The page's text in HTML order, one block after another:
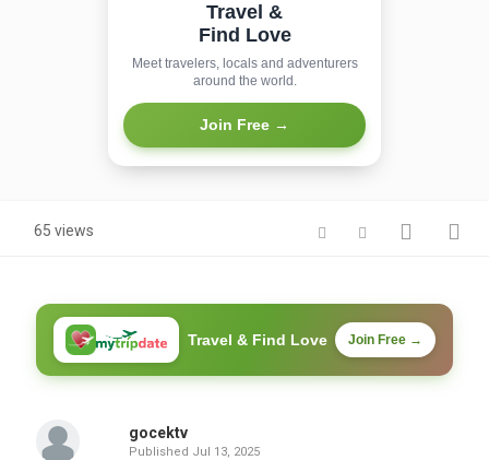
Travel &
Find Love
Meet travelers, locals and adventurers
around the world.
Join Free →
65 views
Travel & Find Love Join Free →
gocektv
Published Jul 13, 2025